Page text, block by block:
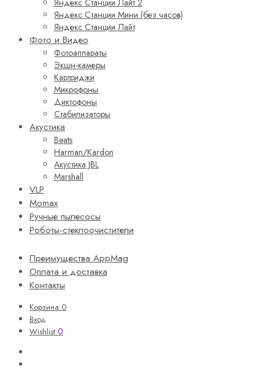
Яндекс Станции Лайт 2
Яндекс Станции Мини (без часов)
Яндекс Станции Лайт
Фото и Видео
Фотоаппараты
Экшн-камеры
Картриджи
Микрофоны
Диктофоны
Стабилизаторы
Акустика
Beats
Harman/Kardon
Акустика JBL
Marshall
VLP
Momax
Ручные пылесосы
Роботы-стеклоочистители
Преимущества AppMag
Оплата и доставка
Контакты
Корзина 0
Вход
Wishlist 0